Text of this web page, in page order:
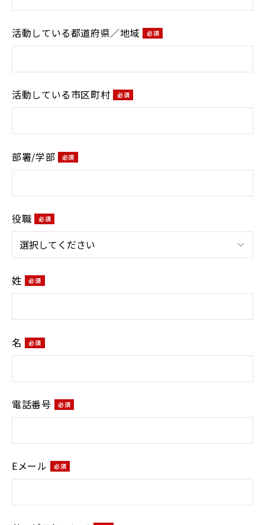
活動している都道府県／地域
活動している市区町村
部署/学部
役職
姓
名
電話番号
Eメール